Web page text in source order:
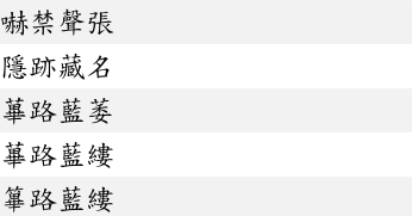
嚇禁聲張
隱跡藏名
蓽路藍萎
蓽路藍縷
篳路藍縷